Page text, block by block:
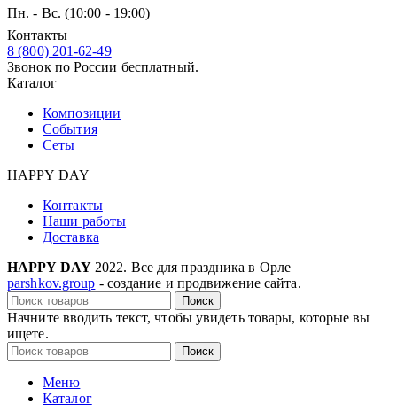
Пн. - Вс. (10:00 - 19:00)
Контакты
8 (800) 201-62-49
Звонок по России бесплатный.
Каталог
Композиции
События
Сеты
HAPPY DAY
Контакты
Наши работы
Доставка
HAPPY DAY 2022. Все для праздника в Орле
parshkov.group - создание и продвижение сайта.
Поиск
Начните вводить текст, чтобы увидеть товары, которые вы
ищете.
Поиск
Меню
Каталог